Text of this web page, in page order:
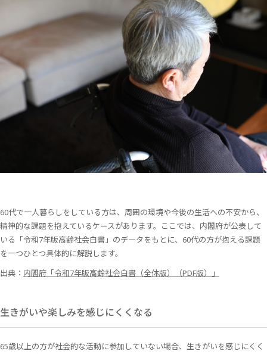
60代で一人暮らしをしている方は、周囲の環境や今後の生活への不安から、
精神的な課題を抱えているケースがあります。ここでは、内閣府が公表して
いる「令和7年版高齢社会白書」のデータをもとに、60代の方が抱える課題
を一つひとつ具体的に解説します。
出典： 内閣府「令和7年版高齢社会白書（全体版）（PDF版）」
生きがいや楽しみを感じにくくなる
65歳以上の方が社会的な活動に参加していない場合、生きがいを感じにくく